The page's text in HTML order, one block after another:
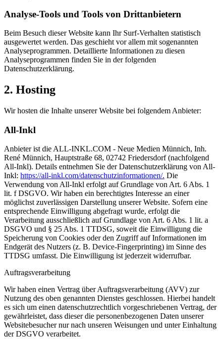
Analyse-Tools und Tools von Drittanbietern
Beim Besuch dieser Website kann Ihr Surf-Verhalten statistisch
ausgewertet werden. Das geschieht vor allem mit sogenannten
Analyseprogrammen. Detaillierte Informationen zu diesen
Analyseprogrammen finden Sie in der folgenden
Datenschutzerklärung.
2. Hosting
Wir hosten die Inhalte unserer Website bei folgendem Anbieter:
All-Inkl
Anbieter ist die ALL-INKL.COM - Neue Medien Münnich, Inh.
René Münnich, Hauptstraße 68, 02742 Friedersdorf (nachfolgend
All-Inkl). Details entnehmen Sie der Datenschutzerklärung von All-
Inkl: https://all-inkl.com/datenschutzinformationen/. Die
Verwendung von All-Inkl erfolgt auf Grundlage von Art. 6 Abs. 1
lit. f DSGVO. Wir haben ein berechtigtes Interesse an einer
möglichst zuverlässigen Darstellung unserer Website. Sofern eine
entsprechende Einwilligung abgefragt wurde, erfolgt die
Verarbeitung ausschließlich auf Grundlage von Art. 6 Abs. 1 lit. a
DSGVO und § 25 Abs. 1 TTDSG, soweit die Einwilligung die
Speicherung von Cookies oder den Zugriff auf Informationen im
Endgerät des Nutzers (z. B. Device-Fingerprinting) im Sinne des
TTDSG umfasst. Die Einwilligung ist jederzeit widerrufbar.
Auftragsverarbeitung
Wir haben einen Vertrag über Auftragsverarbeitung (AVV) zur
Nutzung des oben genannten Dienstes geschlossen. Hierbei handelt
es sich um einen datenschutzrechtlich vorgeschriebenen Vertrag, der
gewährleistet, dass dieser die personenbezogenen Daten unserer
Websitebesucher nur nach unseren Weisungen und unter Einhaltung
der DSGVO verarbeitet.